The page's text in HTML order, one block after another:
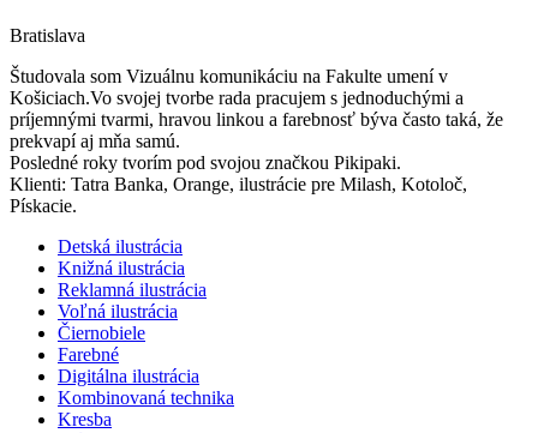
Bratislava
Študovala som Vizuálnu komunikáciu na Fakulte umení v
Košiciach.Vo svojej tvorbe rada pracujem s jednoduchými a
príjemnými tvarmi, hravou linkou a farebnosť býva často taká, že
prekvapí aj mňa samú.
Posledné roky tvorím pod svojou značkou Pikipaki.
Klienti: Tatra Banka, Orange, ilustrácie pre Milash, Kotoloč,
Pískacie.
Detská ilustrácia
Knižná ilustrácia
Reklamná ilustrácia
Voľná ilustrácia
Čiernobiele
Farebné
Digitálna ilustrácia
Kombinovaná technika
Kresba